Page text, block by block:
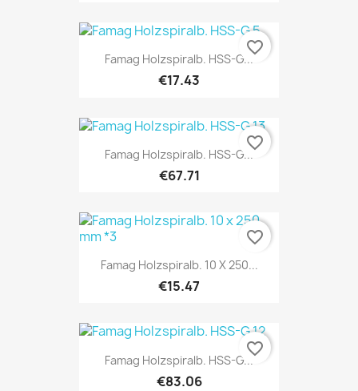
Famag Holzspiralb. HSS-G...
€17.43
favorite_border
Famag Holzspiralb. HSS-G...
€67.71
favorite_border
Famag Holzspiralb. 10 X 250...
€15.47
favorite_border
Famag Holzspiralb. HSS-G...
€83.06
favorite_border